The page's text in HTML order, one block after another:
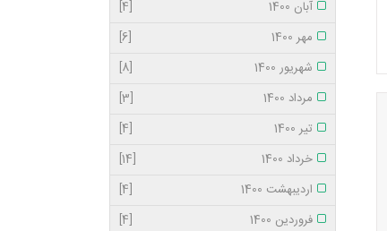
آبان 1400
[4]
مهر 1400
[6]
شهریور 1400
[8]
مرداد 1400
[3]
تیر 1400
[4]
خرداد 1400
[14]
اردیبهشت 1400
[4]
فروردین 1400
[4]